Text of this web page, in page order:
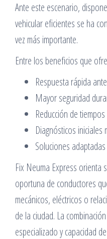
Ante este escenario,
vehicular eficientes se ha
vez más importante.
Entre los beneficios que
Respuesta rápida
Mayor seguridad
Reducción de
Diagnósticos iniciales
Soluciones
Fix Neuma Express orienta
oportuna de conductores
mecánicos, eléctricos o
de la ciudad. La
especializado y capacidad